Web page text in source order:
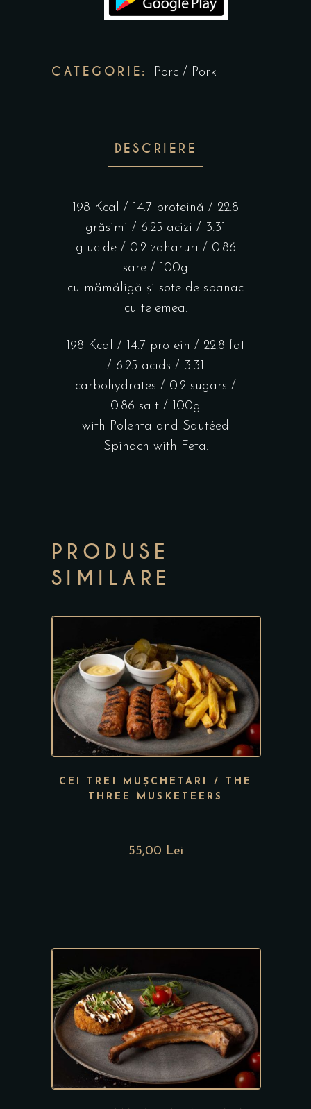
CATEGORIE: Porc / Pork
DESCRIERE
198 Kcal / 14.7 proteină / 22.8
grăsimi / 6.25 acizi / 3.31
glucide / 0.2 zaharuri / 0.86
sare / 100g
cu mămăligă și sote de spanac
cu telemea.
198 Kcal / 14.7 protein / 22.8 fat
/ 6.25 acids / 3.31
carbohydrates / 0.2 sugars /
0.86 salt / 100g
with Polenta and Sautéed
Spinach with Feta.
PRODUSE
SIMILARE
CEI TREI MUȘCHETARI / THE
THREE MUSKETEERS
55,00 Lei